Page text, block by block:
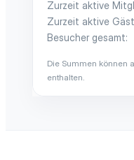
Zurzeit aktive
Zurzeit aktive
Besucher gesamt
Die Summen können
enthalten.